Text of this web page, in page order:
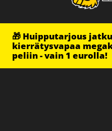
🎁 Huipputarjous
kierrätysvapaa
peliin - vain 1 eurolla!